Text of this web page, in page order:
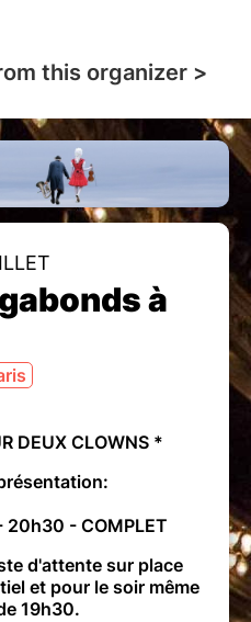
this organizer >
à
DEUX CLOWNS *
- COMPLET
d'attente sur place
et pour le soir même
19h30.